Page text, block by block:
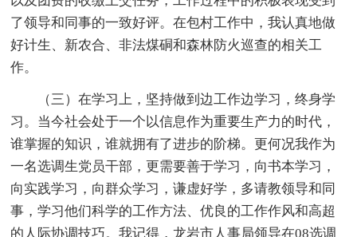
了领导和同事的一致好评。在包村工作中，我认真地做
好计生、新农合、非法煤硐和森林防火巡查的相关工
作。
（三）在学习上，坚持做到边工作边学习，终身学
习。当今社会处于一个以信息作为重要生产力的时代，
谁掌握的知识，谁就拥有了进步的阶梯。更何况我作为
一名选调生党员干部，更需要善于学习，向书本学习，
向实践学习，向群众学习，谦虚好学，多请教领导和同
事，学习他们科学的工作方法、优良的工作作风和高超
的人际协调技巧。我记得，龙岩市人事局领导在08选调